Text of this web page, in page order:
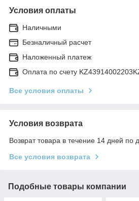
Условия оплаты
Наличными
Безналичный расчет
Наложенный платеж
Оплата по счету
Все условия оплаты
Условия возврата
Возврат товара в течение 14 дней по
Все условия возврата
Подобные товары компании